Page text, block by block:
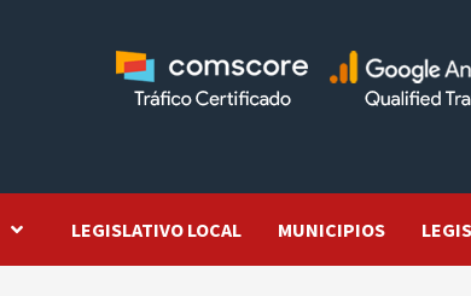
LEGISLATIVO LOCAL MUNICIPIOS